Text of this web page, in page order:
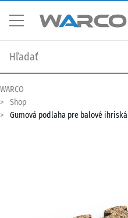
WARCO
Shop
Gumová podlaha pre balové ihriská